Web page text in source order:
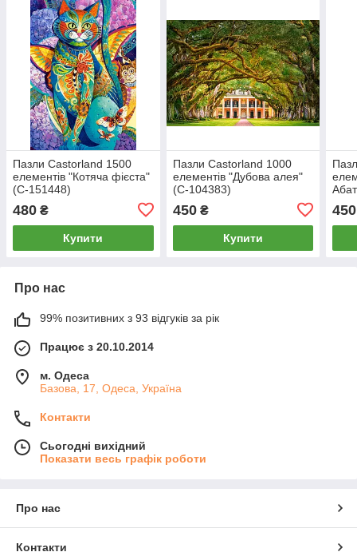
Пазли Castorland 1500
елементів "Котяча фієста"
(C-151448)
480 ₴
Купити
Пазли Castorland 1000
елементів "Дубова алея"
(C-104383)
450₴
Купити
450
Про нас
99% позитивних з 93 відгуків за рік
Працює з 20.10.2014
м. Одеса
Базова, 17, Одеса, Україна
Контакти
Сьогодні вихідний
Показати весь графік роботи
Про нас
Контакти